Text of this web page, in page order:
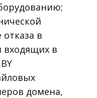
в
входящих в
домена,